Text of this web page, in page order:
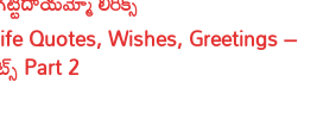
Quotes, Wishes, Greetings –
Part 2